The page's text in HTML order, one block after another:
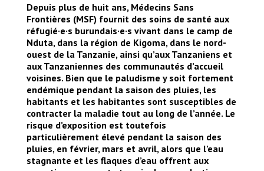
Nous recrutons : Logisticien ou logisticienne
technique
(Vector control technicians) examine mosquitoes
under the microscope, which were collected from
the mosquito traps set up in houses from
different zones in Nduta refugee camp. Mosquito
traps attract and catch mosquitoes, to monitor
the number of malaria transmitting mosquitoes,
but also to support monitoring and analysis on
how many mosquitos are carrying malaria. With
this analysis mosquito maps can be made to track
which areas have the highest incidence of infected
mosquitoes and determine how best to reduce
the spread of the disease. Analysis on how many
mosquitoes are carrying malaria is done once per
year.
Depuis plus de huit ans, Médecins Sans
Frontières (MSF) fournit des soins de santé aux
réfugié·e·s burundais·e·s vivant dans le camp de
Nduta, dans la région de Kigoma, dans le nord-
ouest de la Tanzanie, ainsi qu’aux Tanzaniens et
aux Tanzaniennes des communautés d’accueil
voisines. Bien que le paludisme y soit fortement
endémique pendant la saison des pluies, les
habitants et les habitantes sont susceptibles de
contracter la maladie tout au long de l’année. Le
risque d’exposition est toutefois
particulièrement élevé pendant la saison des
pluies, en février, mars et avril, alors que l’eau
stagnante et les flaques d’eau offrent aux